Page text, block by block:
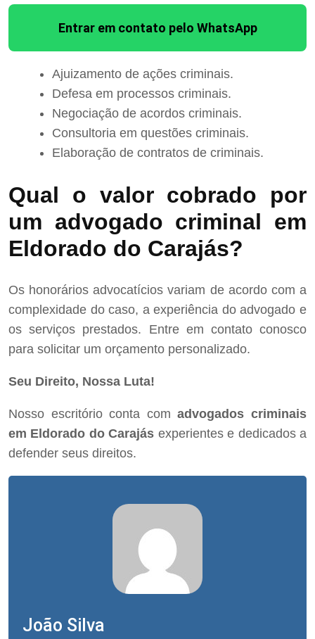
Entrar em contato pelo WhatsApp
Ajuizamento de ações criminais.
Defesa em processos criminais.
Negociação de acordos criminais.
Consultoria em questões criminais.
Elaboração de contratos de criminais.
Qual o valor cobrado por
um advogado criminal em
Eldorado do Carajás?
Os honorários advocatícios variam de acordo com a
complexidade do caso, a experiência do advogado e
os serviços prestados. Entre em contato conosco
para solicitar um orçamento personalizado.
Seu Direito, Nossa Luta!
Nosso escritório conta comadvogados criminais
em Eldorado do Carajás experientes e dedicados a
defender seus direitos.
João Silva